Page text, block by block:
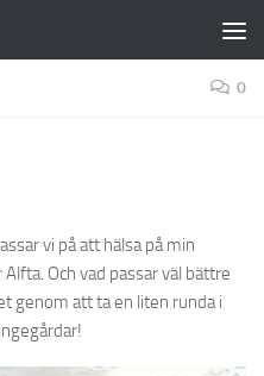
0
vi på att hälsa på min
Och vad passar väl bättre
genom att ta en liten runda i